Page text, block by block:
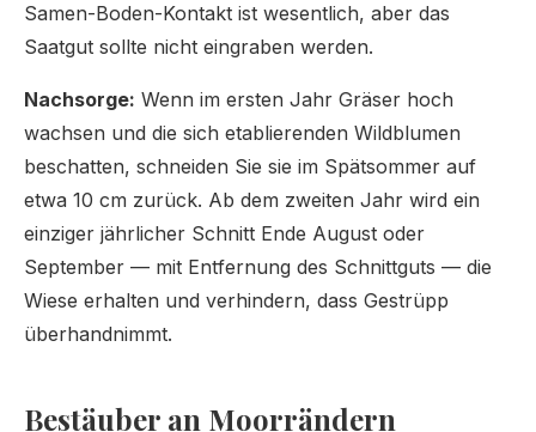
Samen-Boden-Kontakt ist wesentlich, aber das
Saatgut sollte nicht eingraben werden.
Nachsorge: Wenn im ersten Jahr Gräser hoch
wachsen und die sich etablierenden Wildblumen
beschatten, schneiden Sie sie im Spätsommer auf
etwa 10 cm zurück. Ab dem zweiten Jahr wird ein
einziger jährlicher Schnitt Ende August oder
September — mit Entfernung des Schnittguts — die
Wiese erhalten und verhindern, dass Gestrüpp
überhandnimmt.
Bestäuber an Moorrändern